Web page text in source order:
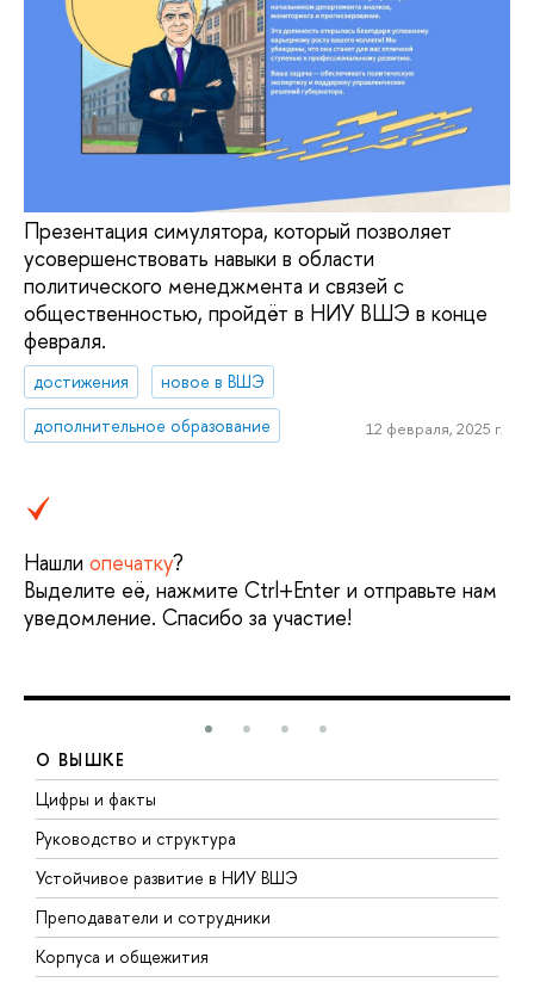
Презентация симулятора, который позволяет
усовершенствовать навыки в области
политического менеджмента и связей с
общественностью, пройдёт в НИУ ВШЭ в конце
февраля.
достижения
новое в ВШЭ
дополнительное образование
12 февраля, 2025 г.
Нашли опечатку?
Выделите её, нажмите Ctrl+Enter и отправьте нам
уведомление. Спасибо за участие!
О ВЫШКЕ
Цифры и факты
Руководство и структура
Устойчивое развитие в НИУ ВШЭ
Преподаватели и сотрудники
Корпуса и общежития